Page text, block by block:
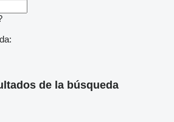
de la búsqueda